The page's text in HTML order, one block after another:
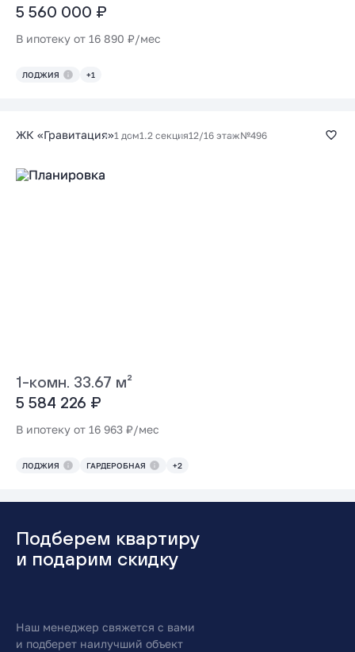
5 560 000 ₽
В ипотеку от 16 890 ₽/мес
ЛОДЖИЯ +1
ЖК «Гравитация»1 дом1.2 секция12/16 этаж№496
1-комн. 33.67 м²
5 584 226 ₽
В ипотеку от 16 963 ₽/мес
ЛОДЖИЯ ГАРДЕРОБНАЯ +2
Подберем квартиру
и подарим скидку
Наш менеджер свяжется с вами
и подберет наилучший объект